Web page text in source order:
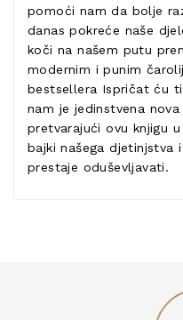
pomoći nam da bolje
danas pokreće naše
koči na našem putu
modernim i punim
bestsellera Ispričat ću
nam je jedinstvena
pretvarajući ovu knjigu
bajki našega djetinjstva
prestaje oduševljavati.